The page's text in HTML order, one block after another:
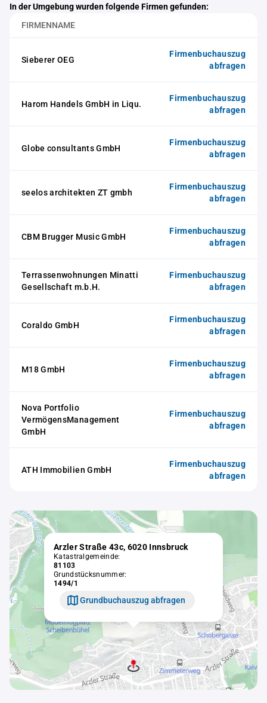
In der Umgebung wurden folgende Firmen gefunden:
FIRMENNAME
Sieberer OEG
Firmenbuchauszug
abfragen
Harom Handels GmbH in Liqu.
Firmenbuchauszug
abfragen
Globe consultants GmbH
Firmenbuchauszug
abfragen
seelos architekten ZT gmbh
Firmenbuchauszug
abfragen
CBM Brugger Music GmbH
Firmenbuchauszug
abfragen
Terrassenwohnungen Minatti
Gesellschaft m.b.H.
Firmenbuchauszug
abfragen
Coraldo GmbH
Firmenbuchauszug
abfragen
M18 GmbH
Firmenbuchauszug
abfragen
Nova Portfolio
VermögensManagement
GmbH
Firmenbuchauszug
abfragen
ATH Immobilien GmbH
Firmenbuchauszug
abfragen
Arzler Straße 43c, 6020 Innsbruck
Katastralgemeinde:
81103
Grundstücksnummer:
1494/1
Grundbuchauszug abfragen